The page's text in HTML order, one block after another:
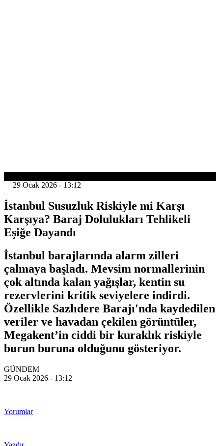
29 Ocak 2026 - 13:12
İstanbul Susuzluk Riskiyle mi Karşı
Karşıya? Baraj Dolulukları Tehlikeli
Eşiğe Dayandı
İstanbul barajlarında alarm zilleri
çalmaya başladı. Mevsim normallerinin
çok altında kalan yağışlar, kentin su
rezervlerini kritik seviyelere indirdi.
Özellikle Sazlıdere Barajı'nda kaydedilen
veriler ve havadan çekilen görüntüler,
Megakent’in ciddi bir kuraklık riskiyle
burun buruna olduğunu gösteriyor.
GÜNDEM
29 Ocak 2026 - 13:12
Yorumlar